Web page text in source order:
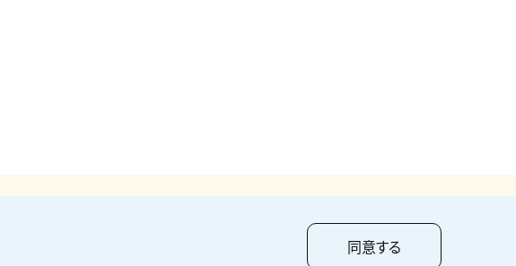
KUMAGAI GUMI CO.,LTD All Rights Reserved.
同意する